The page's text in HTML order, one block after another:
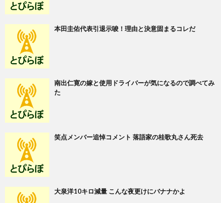
本田圭佑代表引退示唆！理由と決意固まるコレだ
南出仁寛の嫁と使用ドライバーが気になるので調べてみ
た
笑点メンバー追悼コメント 落語家の桂歌丸さん死去
大泉洋10キロ減量 こんな夜更けにバナナかよ